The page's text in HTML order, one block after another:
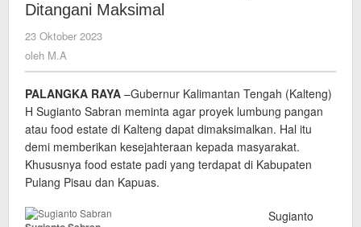
Ditangani Maksimal
23 Oktober 2023
oleh M.A
PALANGKA RAYA –Gubernur Kalimantan Tengah (Kalteng)
H Sugianto Sabran meminta agar proyek lumbung pangan
atau food estate di Kalteng dapat dimaksimalkan. Hal itu
demi memberikan kesejahteraan kepada masyarakat.
Khususnya food estate padi yang terdapat di Kabupaten
Pulang Pisau dan Kapuas.
Sugianto